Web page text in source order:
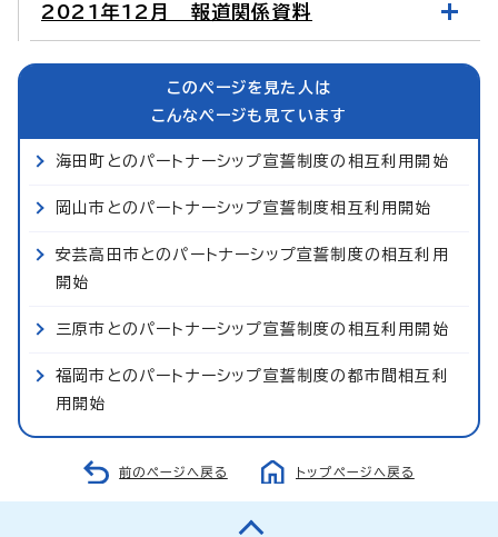
2021年12月 報道関係資料
このページを見た人は
こんなページも見ています
海田町とのパートナーシップ宣誓制度の相互利用開始
岡山市とのパートナーシップ宣誓制度相互利用開始
安芸高田市とのパートナーシップ宣誓制度の相互利用
開始
三原市とのパートナーシップ宣誓制度の相互利用開始
福岡市とのパートナーシップ宣誓制度の都市間相互利
用開始
前のページへ戻る トップページへ戻る